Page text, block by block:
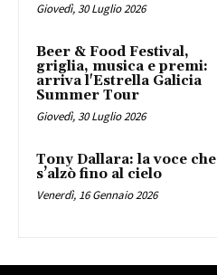
Giovedì, 30 Luglio 2026
Beer & Food Festival,
griglia, musica e premi:
arriva l'Estrella Galicia
Summer Tour
Giovedì, 30 Luglio 2026
Tony Dallara: la voce che
s’alzò fino al cielo
Venerdì, 16 Gennaio 2026